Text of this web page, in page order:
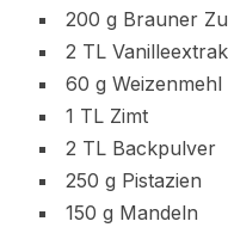
200 g Brauner
2 TL
60 g
1 TL Zimt
2 TL Backpulver
250 g Pistazien
150 g Mandeln